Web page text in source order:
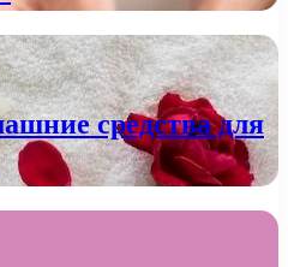
средства для